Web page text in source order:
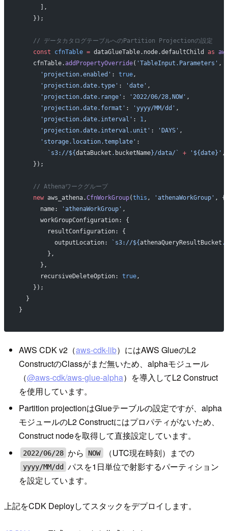
      ],
    });
    // データカタログテーブルへのPartition Projectionの設定
    const
cfnTable = dataGlueTable.node.defaultChild as
    cfnTable.
addPropertyOverride( 'TableInput.Parameters' ,
      'projection.enabled'
: true,
      'projection.date.type'
: 'date' ,
      'projection.date.range'
: '2022/06/28,NOW' ,
      'projection.date.format'
: 'yyyy/MM/dd' ,
      'projection.date.interval'
: 1 ,
      'projection.date.interval.unit'
: 'DAYS' ,
      'storage.location.template'
:
        `s3://${
dataBucket . bucketName}/data/` + '${date}' ,
    });
    // Athenaワークグループ
    new
aws_athena.CfnWorkGroup(this , 'athenaWorkGroup' , {
      name:
'athenaWorkGroup' ,
      workGroupConfiguration: {
        resultConfiguration: {
          outputLocation:
`s3://${athenaQueryResultBucket .
        },
      },
      recursiveDeleteOption:
true,
    });
  }
}
AWS CDK v2（aws-cdk-lib）にはAWS GlueのL2
ConstructのClassがまだ無いため、alphaモジュール
（@aws-cdk/aws-glue-alpha）を導入してL2 Construct
を使用しています。
Partition projectionはGlueテーブルの設定ですが、alpha
モジュールのL2 Constructにはプロパティがないため、
Construct nodeを取得して直接設定しています。
2022/06/28 から NOW （UTC現在時刻）までの
yyyy/MM/dd
パスを1日単位で射影するパーティション
を設定しています。
上記をCDK Deployしてスタックをデプロイします。